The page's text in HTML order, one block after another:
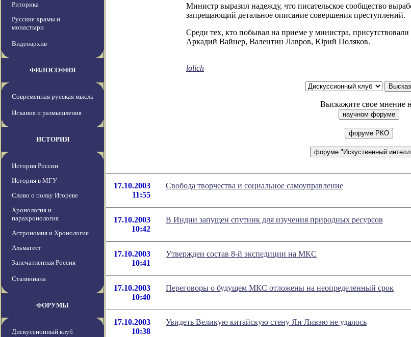
Риторика
Русские храмы и
монастыри
Видеоархив
ФИЛОСОФИЯ
Современная русская мысль
Искания и размышления
ИСТОРИЯ
История России
История в МГУ
Слово о полку Игореве
Хронология и
парахронология
Астрономия и Хронология
Альмагест
Запечатленная Россия
Сталиниана
ФОРУМЫ
Дискуссионный клуб
Министр выразил надежду, что писательское сообщество
запрещающий детальное описание совершения преступлений.
Среди тех, кто побывал на приеме у министра,
Аркадий Вайнер, Валентин Лавров, Юрий Поляков.
lolich
Выскажите свое мнение
17.10.2003
11:55
Свобода творчества и социальное самоуправление
17.10.2003
10:42
В Индии запущен спутник для изучения природных ресурсов
17.10.2003
10:41
Утвержден состав 8-й экспедиции на МКС
17.10.2003
10:40
Переговоры о будущем МКС отложены на неопределенный срок
17.10.2003
10:38
Увидеть Великую китайскую стену Ян Ливэю не удалось